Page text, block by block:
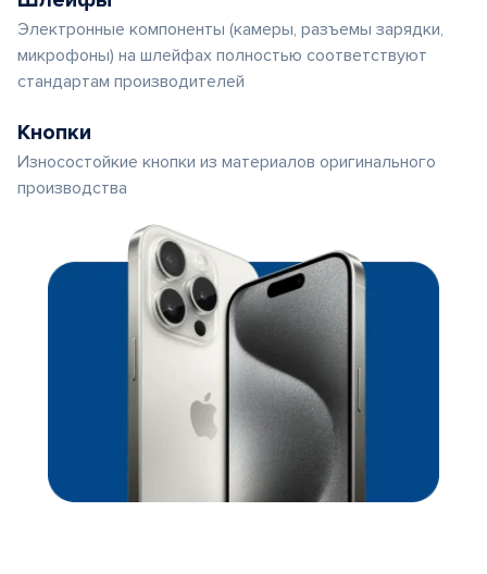
Электронные компоненты (камеры, разъемы зарядки,
микрофоны) на шлейфах полностью соответствуют
стандартам производителей
Кнопки
Износостойкие кнопки из материалов оригинального
производства